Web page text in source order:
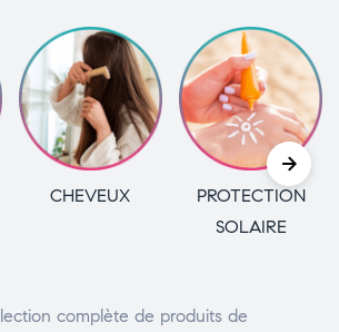
CHEVEUX
PROTECTION
SOLAIRE
complète de produits de